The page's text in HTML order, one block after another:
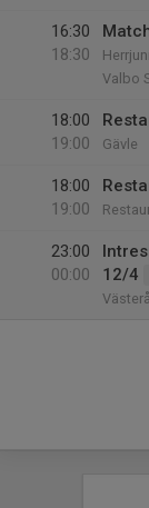
16:30
18:30
Valbo
18:00
19:00
Gävle
18:00
19:00
23:00
00:00
12/4